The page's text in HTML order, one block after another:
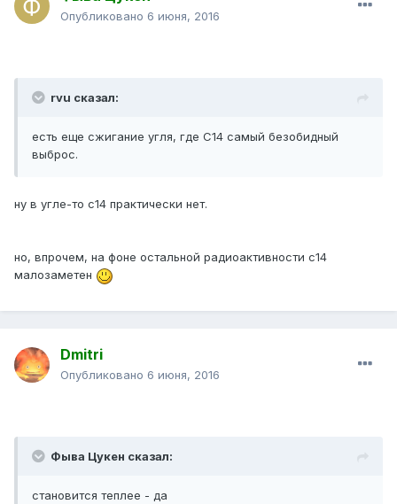
Опубликовано 6 июня, 2016
rvu сказал:
есть еще сжигание угля, где C14 самый безобидный
выброс.
ну в угле-то с14 практически нет.
но, впрочем, на фоне остальной радиоактивности с14
малозаметен
Dmitri
Опубликовано 6 июня, 2016
Фыва Цукен сказал:
становится теплее - да